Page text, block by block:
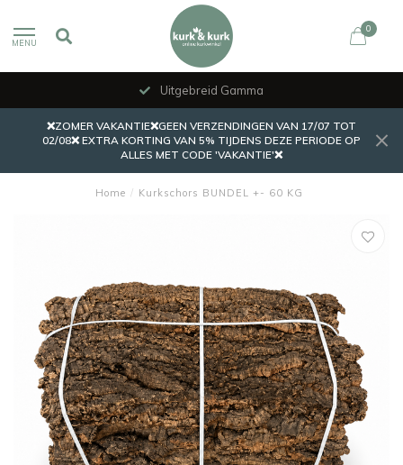
MENU
0
Uitgebreid Gamma
❌ZOMER VAKANTIE❌GEEN VERZENDINGEN VAN 17/07 TOT
02/08❌ EXTRA KORTING VAN 5% TIJDENS DEZE PERIODE OP
ALLES MET CODE 'VAKANTIE'❌
Home / Kurkschors BUNDEL +- 60 KG